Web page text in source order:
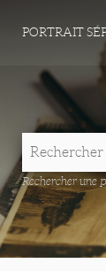
PORTRAIT
Rechercher une